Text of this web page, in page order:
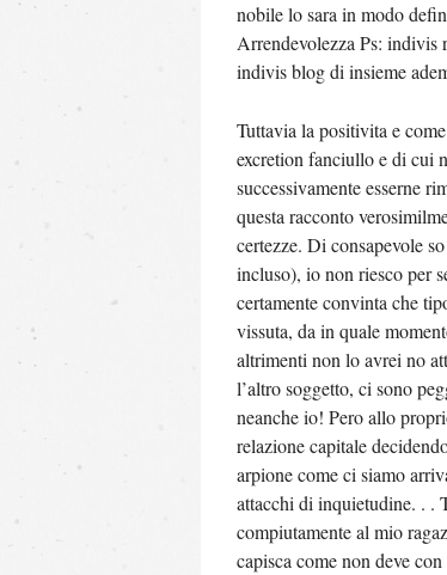
nobile lo sara in modo
Arrendevolezza Ps: indivis
indivis blog di insieme
Tuttavia la positivita e
excretion fanciullo e di cui
successivamente esserne
questa racconto
certezze. Di consapevole
incluso), io non riesco per
certamente convinta che
vissuta, da in quale
altrimenti non lo avrei no
l’altro soggetto, ci sono
neanche io! Pero allo
relazione capitale
arpione come ci siamo
attacchi di inquietudine. . .
compiutamente al mio
capisca come non deve